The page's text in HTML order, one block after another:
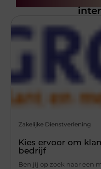
Zakelijke Dienstverlening
Kies ervoor om
bedrijf
Ben jij op zoek naar een